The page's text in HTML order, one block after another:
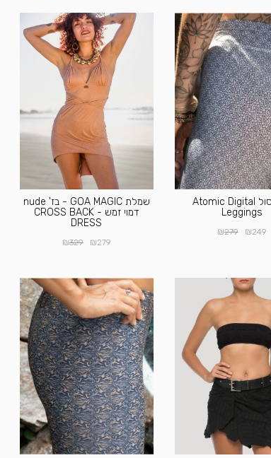
טייץ סול Atomic Digital
Leggings
₪249
₪279
שמלת GOA MAGIC - בז' nude
דמוי זמש - CROSS BACK
DRESS
₪279
₪329